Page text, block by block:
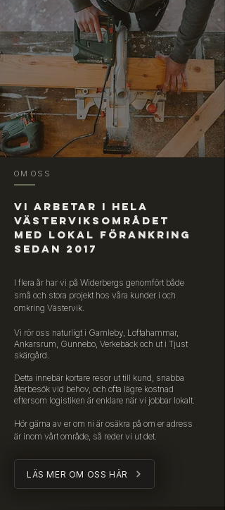
OM OSS
VI ARBETAR I HELA
VÄSTERVIKSOMRÅDET
MED LOKAL FÖRANKRING
SEDAN 2017
I flera år har vi på Widerbergs genomfört både
små och stora projekt hos våra kunder i och
omkring Västervik.
Vi rör oss naturligt i Gamleby, Loftahammar,
Ankarsrum, Gunnebo, Verkebäck och ut i Tjust
skärgård.
Detta innebär kortare resor ut till kund, snabba
återbesök vid behov, och ofta lägre kostnad
eftersom logistiken är enklare när vi jobbar lokalt.
Hör gärna av er om ni är osäkra på om er adress
är inom vårt område, så reder vi ut det.
LÄS MER OM OSS HÄR